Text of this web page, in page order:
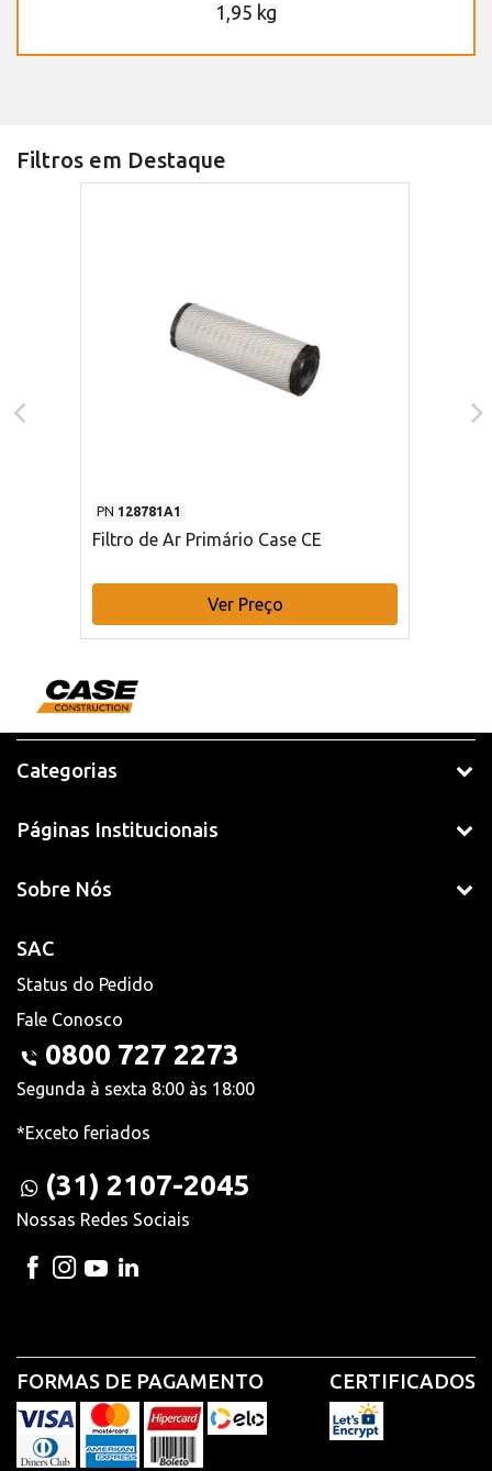
1,95 kg
Filtros em Destaque
PN 128781A1
Filtro de Ar Primário Case CE
Ver Preço
Categorias
Páginas Institucionais
Sobre Nós
SAC
Status do Pedido
Fale Conosco
0800 727 2273
Segunda à sexta 8:00 às 18:00
*Exceto feriados
(31) 2107-2045
Nossas Redes Sociais
FORMAS DE PAGAMENTO CERTIFICADOS